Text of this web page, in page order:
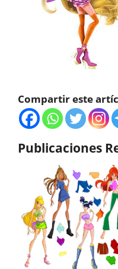
Compartir este
Publicaciones